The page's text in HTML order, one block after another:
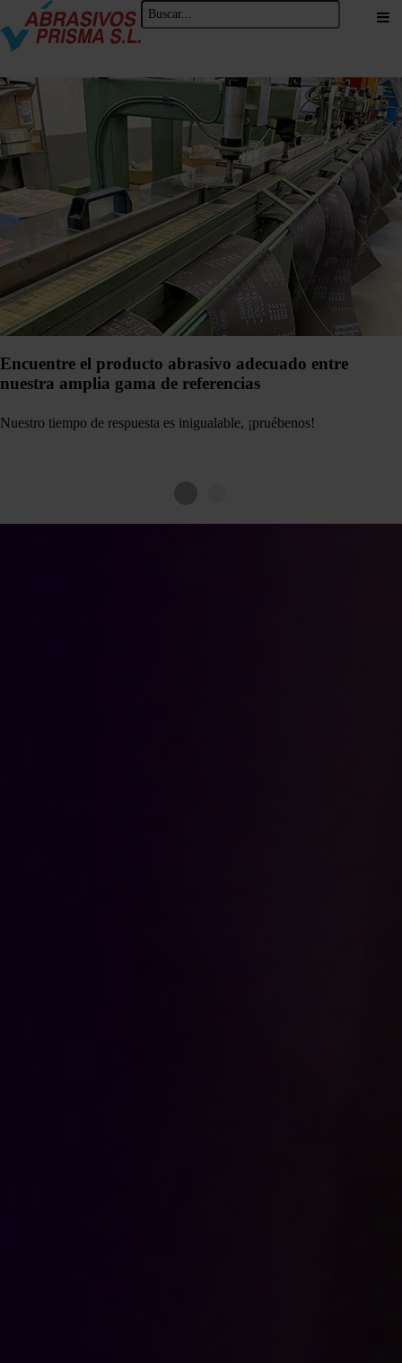
Encuentre el producto abrasivo adecuado entre
nuestra amplia gama de referencias
Nuestro tiempo de respuesta es inigualable, ¡pruébenos!